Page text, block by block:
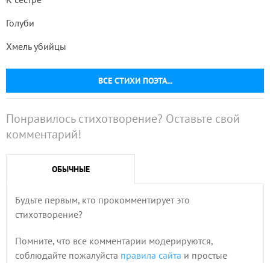
ВСЕ СТИХИ ПОЭТА...
Голуби
Хмель убийцы
Понравилось стихотворение? Оставьте свой
комментарий!
ОБЫЧНЫЕ
Будьте первым, кто прокомментирует это
стихотворение?
Помните, что все комментарии модерируются,
соблюдайте пожалуйста правила сайта и простые